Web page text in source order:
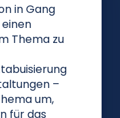
in Gang
Thema zu
–
um,
für das